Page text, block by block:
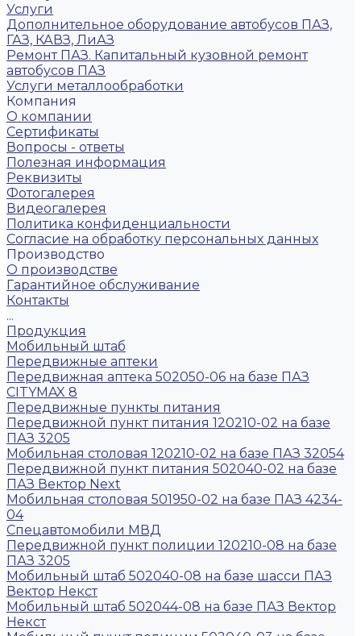
Услуги
Дополнительное оборудование автобусов ПАЗ,
ГАЗ, КАВЗ, ЛиАЗ
Ремонт ПАЗ. Капитальный кузовной ремонт
автобусов ПАЗ
Услуги металлообработки
Компания
О компании
Сертификаты
Вопросы - ответы
Полезная информация
Реквизиты
Фотогалерея
Видеогалерея
Политика конфиденциальности
Согласие на обработку персональных данных
Производство
О производстве
Гарантийное обслуживание
Контакты
...
Продукция
Мобильный штаб
Передвижные аптеки
Передвижная аптека 502050-06 на базе ПАЗ
CITYMAX 8
Передвижные пункты питания
Передвижной пункт питания 120210-02 на базе
ПАЗ 3205
Мобильная столовая 120210-02 на базе ПАЗ 32054
Передвижной пункт питания 502040-02 на базе
ПАЗ Вектор Next
Мобильная столовая 501950-02 на базе ПАЗ 4234-
04
Спецавтомобили МВД
Передвижной пункт полиции 120210-08 на базе
ПАЗ 3205
Мобильный штаб 502040-08 на базе шасси ПАЗ
Вектор Некст
Мобильный штаб 502044-08 на базе ПАЗ Вектор
Некст